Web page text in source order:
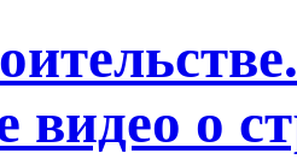
видео о